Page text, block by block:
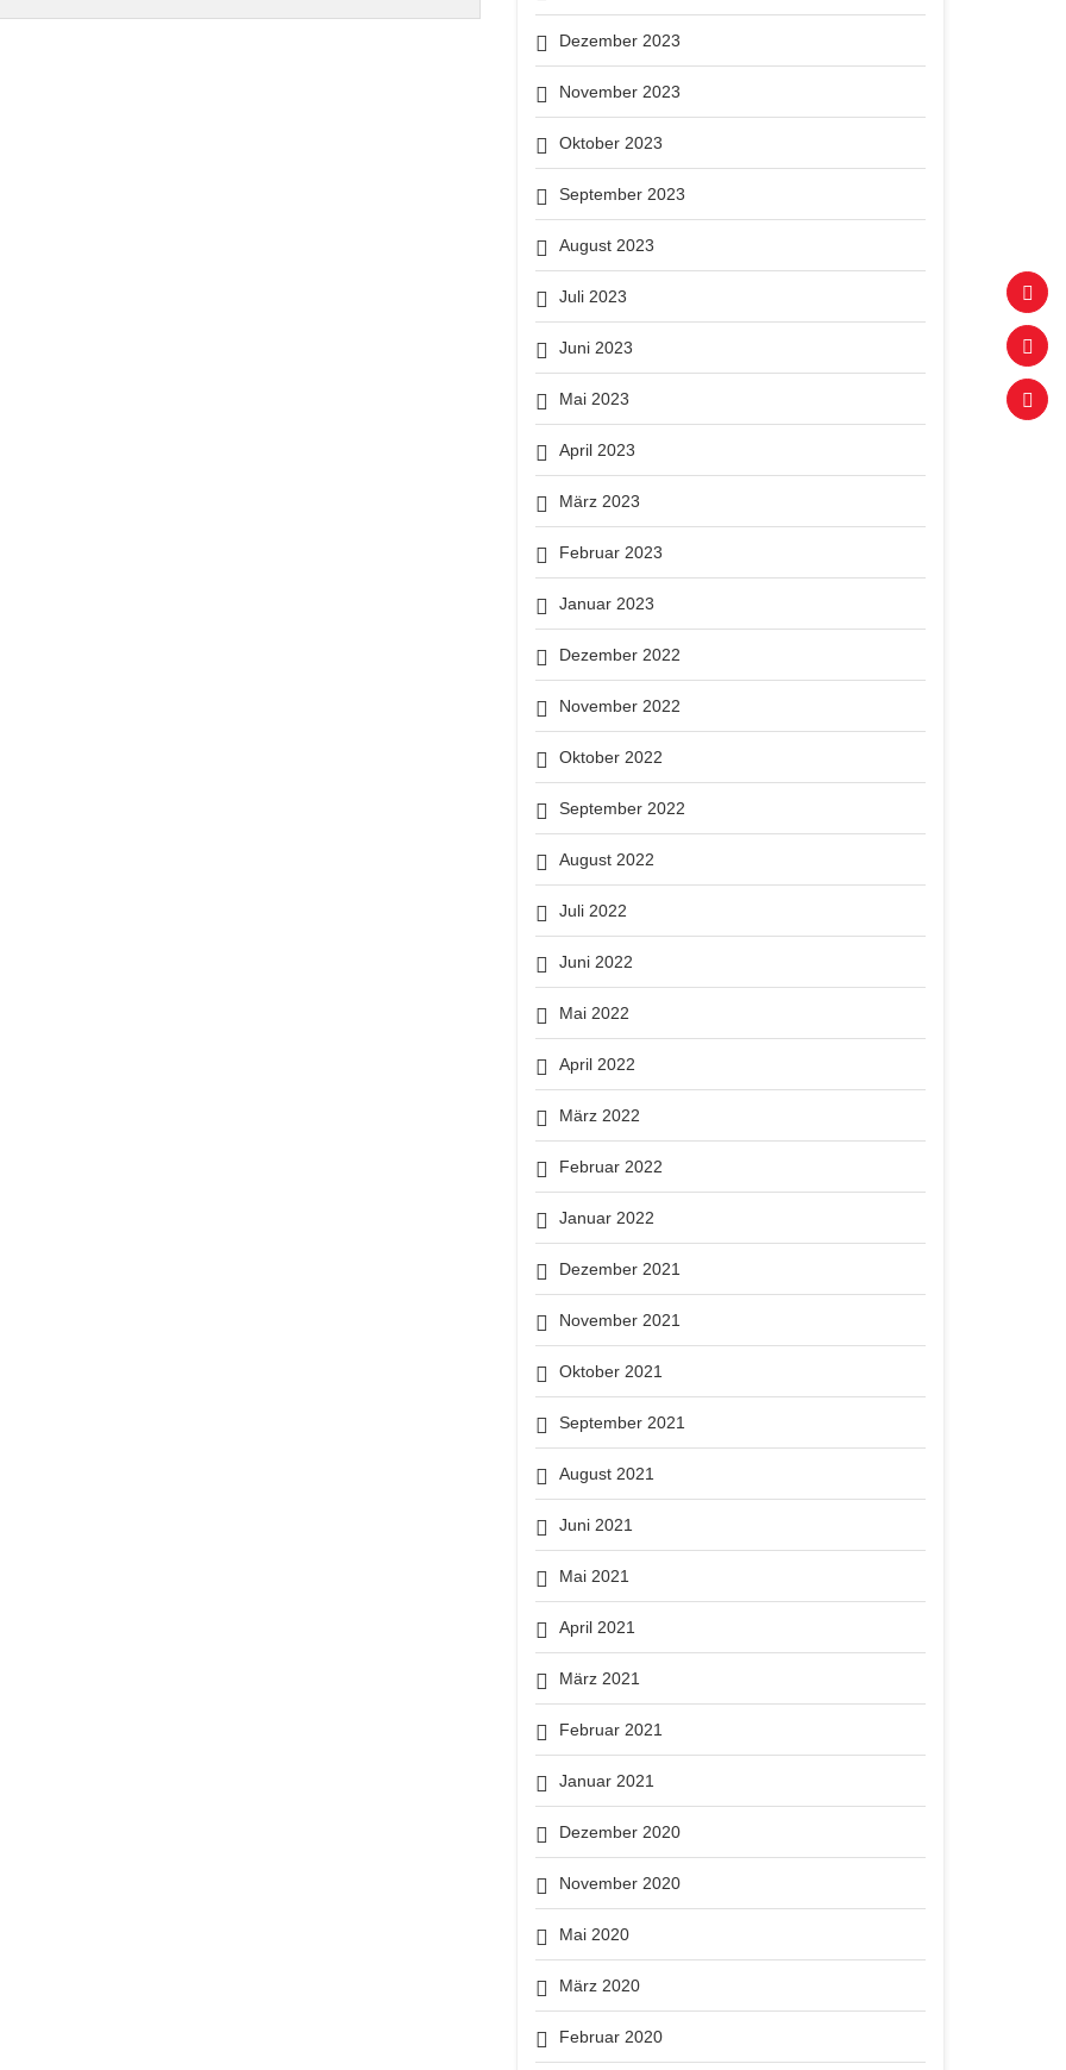
Dezember 2023
November 2023
Oktober 2023
September 2023
August 2023
Juli 2023
Juni 2023
Mai 2023
April 2023
März 2023
Februar 2023
Januar 2023
Dezember 2022
November 2022
Oktober 2022
September 2022
August 2022
Juli 2022
Juni 2022
Mai 2022
April 2022
März 2022
Februar 2022
Januar 2022
Dezember 2021
November 2021
Oktober 2021
September 2021
August 2021
Juni 2021
Mai 2021
April 2021
März 2021
Februar 2021
Januar 2021
Dezember 2020
November 2020
Mai 2020
März 2020
Februar 2020